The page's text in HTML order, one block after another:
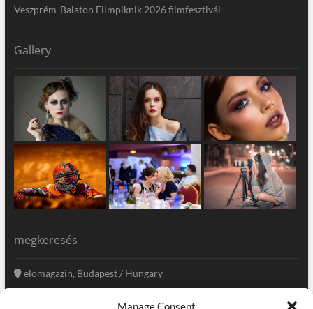
Manage Consent
Veszprém-Balaton Filmpiknik 2026 filmfesztivál
Gallery
megkeresés
elomagazin, Budapest / Hungary